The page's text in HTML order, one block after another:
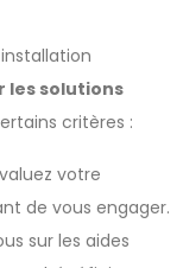
les solutions
critères :
votre
de vous engager.
sur les aides